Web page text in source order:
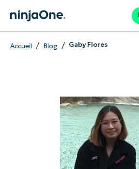
Accueil / Blog/ Gaby Flores